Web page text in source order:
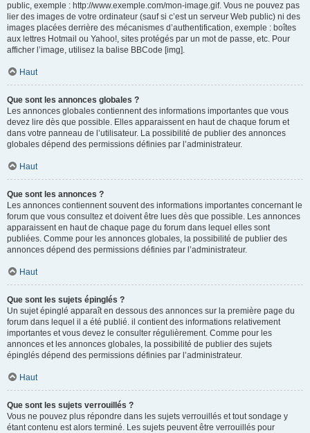
public, exemple : http://www.exemple.com/mon-image.gif. Vous ne pouvez pas
lier des images de votre ordinateur (sauf si c’est un serveur Web public) ni des
images placées derrière des mécanismes d’authentification, exemple : boîtes
aux lettres Hotmail ou Yahoo!, sites protégés par un mot de passe, etc. Pour
afficher l’image, utilisez la balise BBCode [img].
Haut
Que sont les annonces globales ?
Les annonces globales contiennent des informations importantes que vous
devez lire dès que possible. Elles apparaissent en haut de chaque forum et
dans votre panneau de l’utilisateur. La possibilité de publier des annonces
globales dépend des permissions définies par l’administrateur.
Haut
Que sont les annonces ?
Les annonces contiennent souvent des informations importantes concernant le
forum que vous consultez et doivent être lues dès que possible. Les annonces
apparaissent en haut de chaque page du forum dans lequel elles sont
publiées. Comme pour les annonces globales, la possibilité de publier des
annonces dépend des permissions définies par l’administrateur.
Haut
Que sont les sujets épinglés ?
Un sujet épinglé apparaît en dessous des annonces sur la première page du
forum dans lequel il a été publié. il contient des informations relativement
importantes et vous devez le consulter régulièrement. Comme pour les
annonces et les annonces globales, la possibilité de publier des sujets
épinglés dépend des permissions définies par l’administrateur.
Haut
Que sont les sujets verrouillés ?
Vous ne pouvez plus répondre dans les sujets verrouillés et tout sondage y
étant contenu est alors terminé. Les sujets peuvent être verrouillés pour